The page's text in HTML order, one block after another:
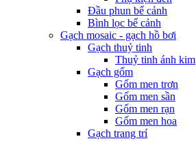
Đầu phun bể cảnh
Bình lọc bể cảnh
Gạch mosaic - gạch hồ bơi
Gạch thuỷ tinh
Thuỷ tinh ánh kim
Gạch gốm
Gốm men trơn
Gốm men sần
Gốm men rạn
Gốm men hoa
Gạch trang trí